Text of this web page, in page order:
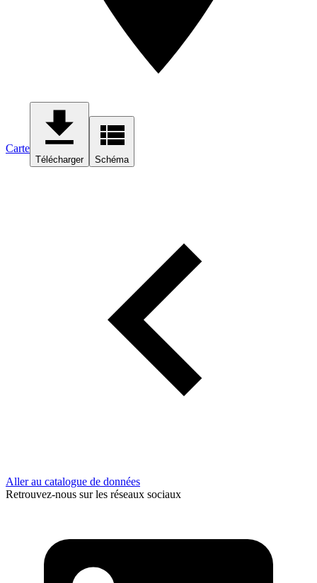
Carte
Télécharger Schéma
Aller au catalogue de données
Retrouvez-nous sur les réseaux sociaux